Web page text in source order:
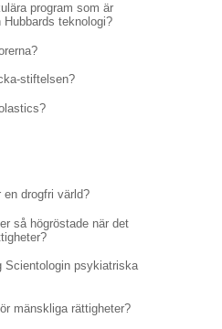
program som är
Hubbards teknologi?
stiftelsen?
drogfri värld?
så högröstade när det
Scientologin psykiatriska
mänskliga rättigheter?